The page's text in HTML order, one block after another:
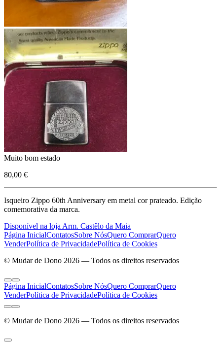
Muito bom estado
80,00 €
Isqueiro Zippo 60th Anniversary em metal cor prateado. Edição
comemorativa da marca.
Disponível na loja Arm. Castêlo da Maia
Página InicialContatosSobre NósQuero ComprarQuero
VenderPolítica de PrivacidadePolítica de Cookies
© Mudar de Dono 2026 — Todos os direitos reservados
Página InicialContatosSobre NósQuero ComprarQuero
VenderPolítica de PrivacidadePolítica de Cookies
© Mudar de Dono 2026 — Todos os direitos reservados